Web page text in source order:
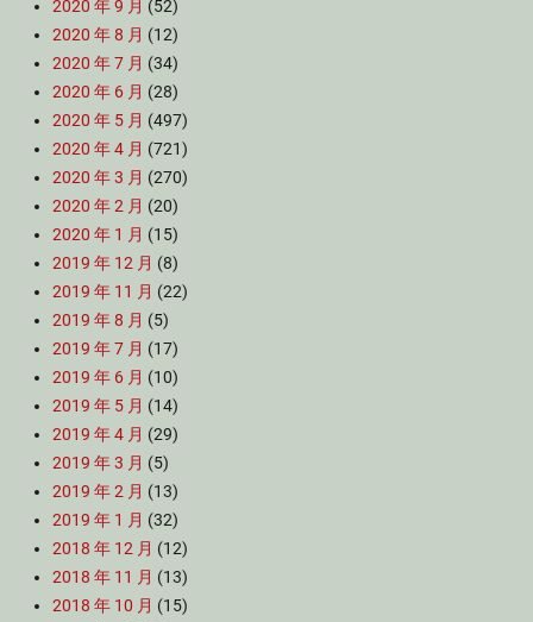
2020 年 9 月 (52)
2020 年 8 月 (12)
2020 年 7 月 (34)
2020 年 6 月 (28)
2020 年 5 月 (497)
2020 年 4 月 (721)
2020 年 3 月 (270)
2020 年 2 月 (20)
2020 年 1 月 (15)
2019 年 12 月 (8)
2019 年 11 月 (22)
2019 年 8 月 (5)
2019 年 7 月 (17)
2019 年 6 月 (10)
2019 年 5 月 (14)
2019 年 4 月 (29)
2019 年 3 月 (5)
2019 年 2 月 (13)
2019 年 1 月 (32)
2018 年 12 月 (12)
2018 年 11 月 (13)
2018 年 10 月 (15)